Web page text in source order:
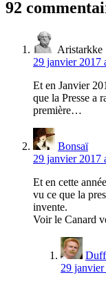
92
Aristarkke
29 janvier 2017
Et en Janvier
que la Presse a
première…
Bonsaï
29 janvier 2017
Et en cette
vu ce que la
invente.
Voir le Canard
Duff
29